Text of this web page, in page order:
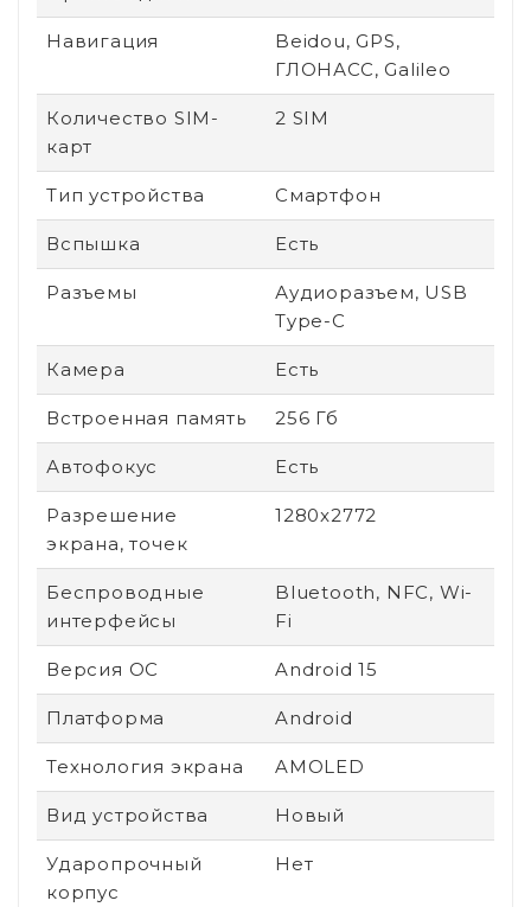
Навигация
Beidou, GPS,
ГЛОНАСС, Galileo
Количество SIM-
карт
2 SIM
Тип устройства Смартфон
Вспышка Есть
Разъемы
Аудиоразъем, USB
Type-C
Камера Есть
Встроенная память 256 Гб
Автофокус Есть
Разрешение
экрана, точек
1280x2772
Беспроводные
интерфейсы
Bluetooth, NFC, Wi-
Fi
Версия ОС Android 15
Платформа Android
Технология экрана AMOLED
Вид устройства Новый
Ударопрочный
корпус
Нет